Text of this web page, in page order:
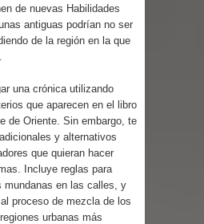
de nuevas Habilidades
antiguas podrían no ser
de la región en la que
una crónica utilizando
que aparecen en el libro
de Oriente. Sin embargo, te
y alternativos
que quieran hacer
Incluye reglas para
mundanas en las calles, y
proceso de mezcla de los
urbanas más